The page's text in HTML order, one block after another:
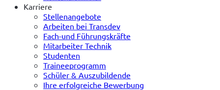
Karriere
Stellenangebote
Arbeiten bei Transdev
Fach-und Führungskräfte
Mitarbeiter Technik
Studenten
Traineeprogramm
Schüler & Auszubildende
Ihre erfolgreiche Bewerbung